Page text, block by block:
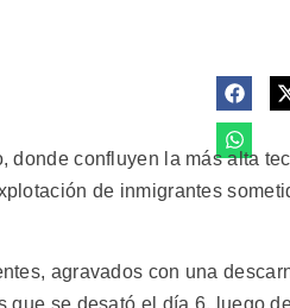
donde confluyen la más alta
de inmigrantes
agravados con una
que se desató el día 6, luego